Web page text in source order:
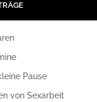
Pause
von Sexarbeit